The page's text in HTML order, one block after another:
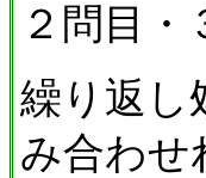
２問目
繰り返し
み合わせ